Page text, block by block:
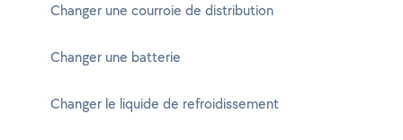
Changer une courroie de distribution
Changer une batterie
Changer le liquide de refroidissement